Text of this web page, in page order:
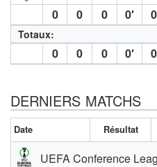
0
0 0 0′ 0
Totaux:
0 0 0 0′ 0
DERNIERS MATCHS
Date Résultat
UEFA Conference